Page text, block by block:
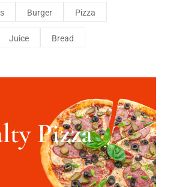
Burger Pizza
Juice Bread
Pizza